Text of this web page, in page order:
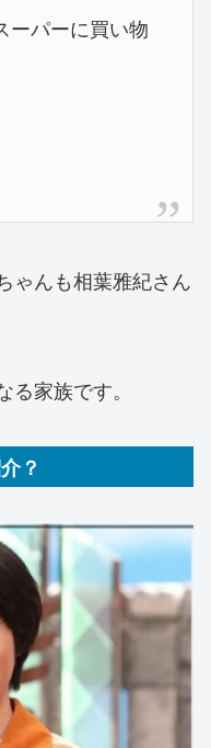
ーパーに買い物
ゃんも相葉雅紀さん
家族です。
？